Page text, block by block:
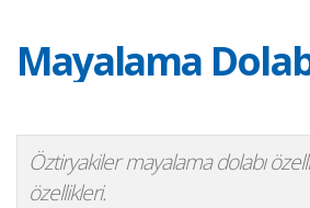
Mayalama
Öztiryakiler mayalama dolabı
özellikleri.